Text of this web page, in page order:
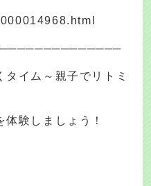
タイム～親子でリトミ
験しましょう！